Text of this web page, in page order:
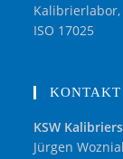
ISO 17025
KONTAKT
KSW
Jürgen